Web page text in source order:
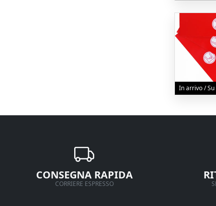
In arrivo /
CONSEGNA RAPIDA
CORRIERE ESPRESSO